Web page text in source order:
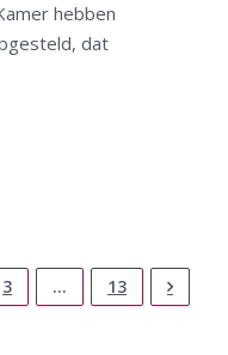
hebben
dat
3 … 13